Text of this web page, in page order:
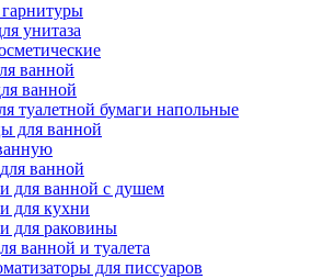
унитаза
ванной
ванной
туалетной бумаги напольные
для ванной
ванной
для ванной с душем
для кухни
для раковины
ванной и туалета
для писсуаров